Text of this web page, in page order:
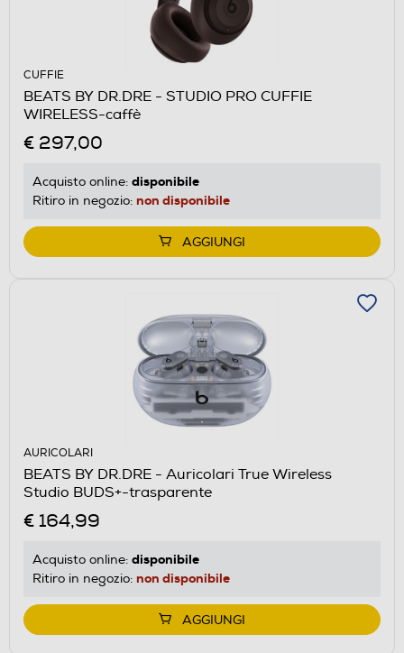
CUFFIE
BEATS BY DR.DRE - STUDIO PRO CUFFIE
WIRELESS-caffè
€ 297,00
Acquisto online: disponibile
Ritiro in negozio: non disponibile
AGGIUNGI
AURICOLARI
BEATS BY DR.DRE - Auricolari True Wireless
Studio BUDS+-trasparente
€ 164,99
Acquisto online: disponibile
Ritiro in negozio: non disponibile
AGGIUNGI